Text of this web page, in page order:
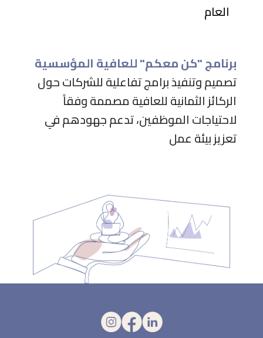
العام
برنامج "كن معكم" للعافية المؤسسية
تصميم وتنفيذ برامج تفاعلية للشركات حول
الركائز الثمانية للعافية مصممة وفقاً
لاحتياجات الموظفين، تدعم جهودهم في
تعزيز بيئة عمل